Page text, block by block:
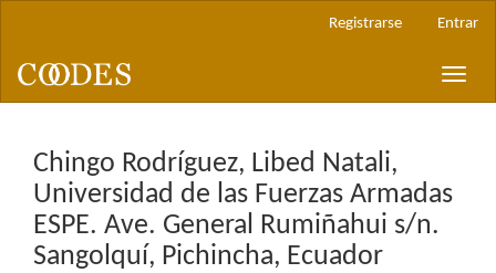
principal
Barra
Registrarse Entrar
Toggle
Chingo Rodríguez, Libed Natali,
Universidad de las Fuerzas Armadas
ESPE. Ave. General Rumiñahui s/n.
Sangolquí, Pichincha, Ecuador